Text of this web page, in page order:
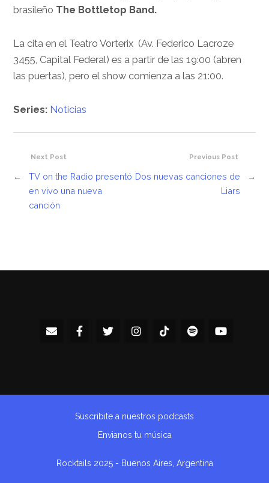
brasileño The Bottletop Band.
La cita en el Teatro Vorterix (Av. Federico Lacroze
3455, Capital Federal) es a partir de las 19:00 (abren
las puertas), pero el show comienza a las 21:00.
Series: Noticias
Previous Post
Dos nuevas canciones de
Liars
→
Next Post
←
TV on the Radio presentó
en vivo una nueva
canción
Rocktails 2025 - Buenos Aires, Argentina
Suscribite a nuestros podcasts
Envianos tu música